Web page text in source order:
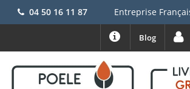
04 50 16 11 87 Entreprise
Blog